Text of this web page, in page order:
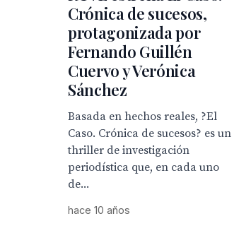
Crónica de sucesos,
protagonizada por
Fernando Guillén
Cuervo y Verónica
Sánchez
Basada en hechos reales, ?El
Caso. Crónica de sucesos? es un
thriller de investigación
periodística que, en cada uno
de...
hace 10 años